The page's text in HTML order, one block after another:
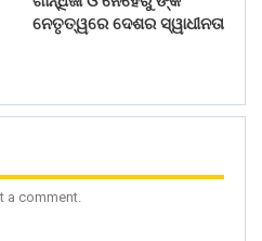
ନେତୃତ୍ୱରେ ଦେଶର ସ୍ୱାଧୀନତା
a comment.